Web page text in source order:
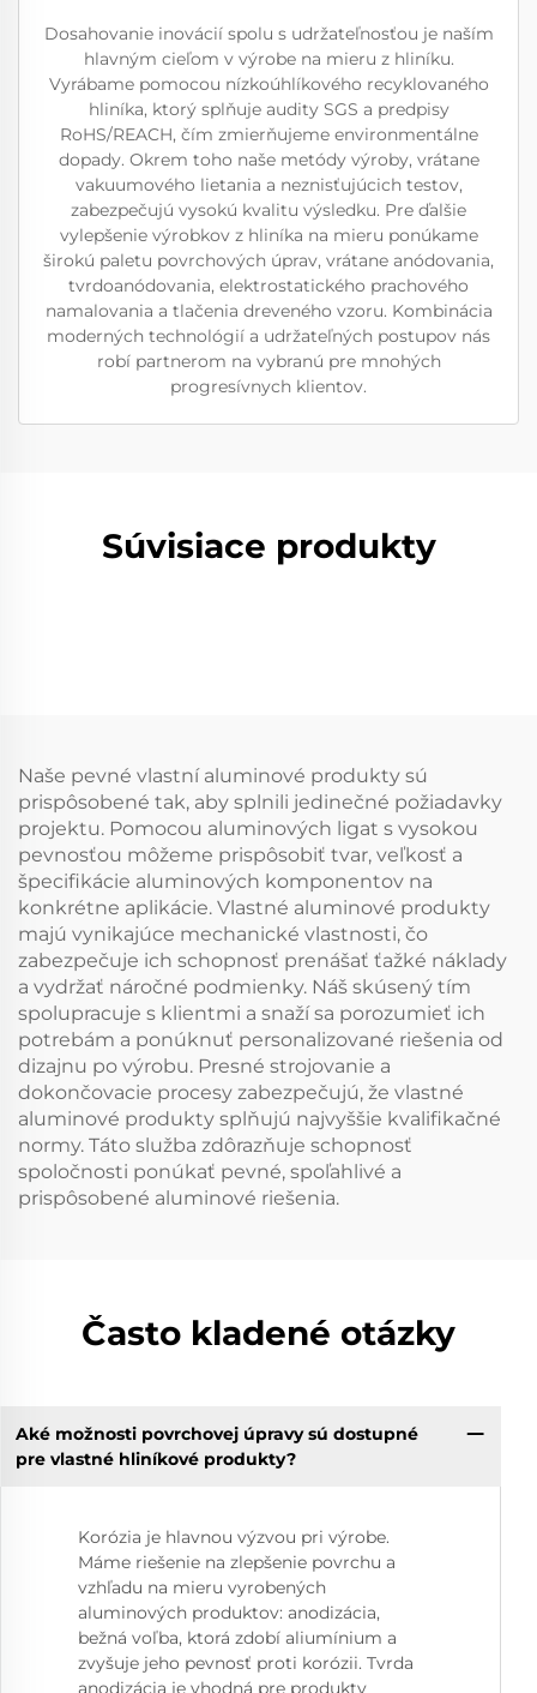
Dosahovanie inovácií spolu s udržateľnosťou je naším
hlavným cieľom v výrobe na mieru z hliníku.
Vyrábame pomocou nízkoúhlíkového recyklovaného
hliníka, ktorý splňuje audity SGS a predpisy
RoHS/REACH, čím zmierňujeme environmentálne
dopady. Okrem toho naše metódy výroby, vrátane
vakuumového lietania a neznisťujúcich testov,
zabezpečujú vysokú kvalitu výsledku. Pre ďalšie
vylepšenie výrobkov z hliníka na mieru ponúkame
širokú paletu povrchových úprav, vrátane anódovania,
tvrdoanódovania, elektrostatického prachového
namalovania a tlačenia dreveného vzoru. Kombinácia
moderných technológií a udržateľných postupov nás
robí partnerom na vybranú pre mnohých
progresívnych klientov.
Súvisiace produkty
Naše pevné vlastní aluminové produkty sú
prispôsobené tak, aby splnili jedinečné požiadavky
projektu. Pomocou aluminových ligat s vysokou
pevnosťou môžeme prispôsobiť tvar, veľkosť a
špecifikácie aluminových komponentov na
konkrétne aplikácie. Vlastné aluminové produkty
majú vynikajúce mechanické vlastnosti, čo
zabezpečuje ich schopnosť prenášať ťažké náklady
a vydržať náročné podmienky. Náš skúsený tím
spolupracuje s klientmi a snaží sa porozumieť ich
potrebám a ponúknuť personalizované riešenia od
dizajnu po výrobu. Presné strojovanie a
dokončovacie procesy zabezpečujú, že vlastné
aluminové produkty splňujú najvyššie kvalifikačné
normy. Táto služba zdôrazňuje schopnosť
spoločnosti ponúkať pevné, spoľahlivé a
prispôsobené aluminové riešenia.
Často kladené otázky
Aké možnosti povrchovej úpravy sú dostupné
pre vlastné hliníkové produkty?
Korózia je hlavnou výzvou pri výrobe.
Máme riešenie na zlepšenie povrchu a
vzhľadu na mieru vyrobených
aluminových produktov: anodizácia,
bežná voľba, ktorá zdobí aliumínium a
zvyšuje jeho pevnosť proti korózii. Tvrda
anodizácia je vhodná pre produkty